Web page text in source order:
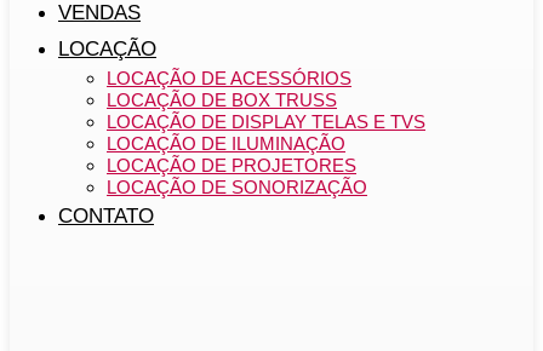
VENDAS
LOCAÇÃO
LOCAÇÃO DE ACESSÓRIOS
LOCAÇÃO DE BOX TRUSS
LOCAÇÃO DE DISPLAY TELAS E TVS
LOCAÇÃO DE ILUMINAÇÃO
LOCAÇÃO DE PROJETORES
LOCAÇÃO DE SONORIZAÇÃO
CONTATO